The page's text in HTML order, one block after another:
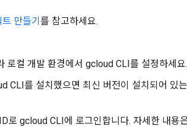
만들기 를 참고하세요.
로컬 개발 환경에서 gcloud CLI를 설정하세요.
CLI를 설치했으면 최신 버전이 설치되어 있
로 gcloud CLI에 로그인합니다. 자세한 내용